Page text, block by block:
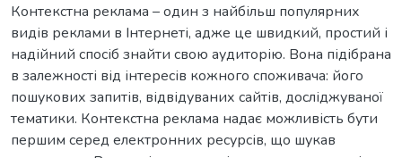
Контекстна реклама – один з найбільш популярних
видів реклами в Інтернеті, адже це швидкий, простий і
надійний спосіб знайти свою аудиторію. Вона підібрана
в залежності від інтересів кожного споживача: його
пошукових запитів, відвідуваних сайтів, досліджуваної
тематики. Контекстна реклама надає можливість бути
першим серед електронних ресурсів, що шукав